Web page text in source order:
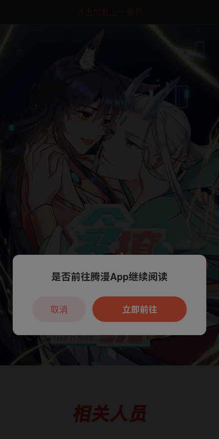
点击加载上一章节
本章节仅支持App阅读，可打开App新用
户7天免费看
是否前往腾漫App继续阅读
立即前往
取消